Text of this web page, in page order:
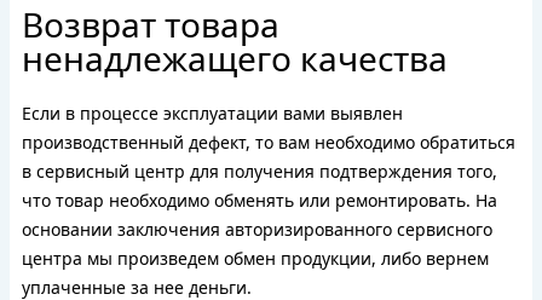
Возврат товара
ненадлежащего качества
Если в процессе эксплуатации вами выявлен
производственный дефект, то вам необходимо обратиться
в сервисный центр для получения подтверждения того,
что товар необходимо обменять или ремонтировать. На
основании заключения авторизированного сервисного
центра мы произведем обмен продукции, либо вернем
уплаченные за нее деньги.